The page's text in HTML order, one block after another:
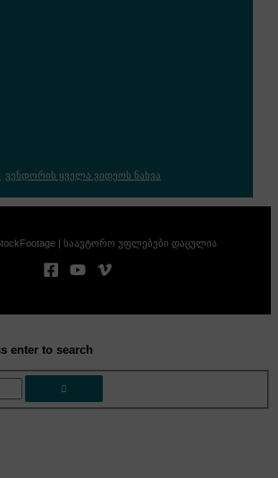
ვენდორის ყველა ვიდეოს ნახვა
| საავტორო უფლებები დაცულია
enter to search